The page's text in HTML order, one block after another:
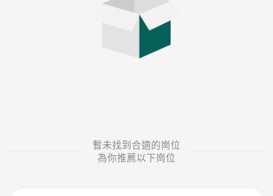
暫未找到合適的崗位
為你推薦以下崗位